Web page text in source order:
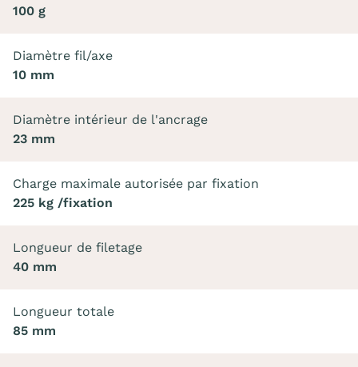
100 g
Diamètre fil/axe
10 mm
Diamètre intérieur de l'ancrage
23 mm
Charge maximale autorisée par fixation
225 kg /fixation
Longueur de filetage
40 mm
Longueur totale
85 mm